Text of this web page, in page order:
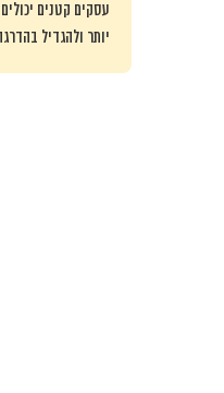
עסקים קטנים
יותר ולהגדיל